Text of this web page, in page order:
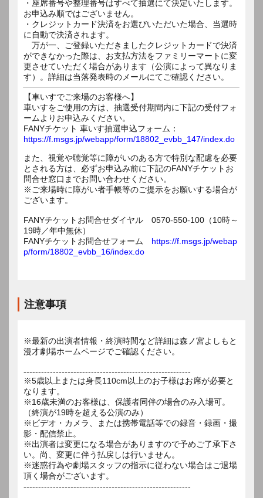
・座席番号や整理番号はすべて抽選にて決定いたします。
お申込み順ではございません。
・クレジットカード決済をお選びいただいた場合、当選時
に自動で決済されます。
万が一、ご登録いただきましたクレジットカードで決済
ができなかった際は、お支払方法をファミリーマートに変
更させていただく場合があります（公演によって異なりま
す）。詳細は当落発表時のメールにてご確認ください。
【車いすでご来場のお客様へ】
車いすをご使用の方は、抽選受付期間内に下記の受付フォ
ームよりお申込みください。
FANYチケット 車いす抽選申込フォーム：
https://f.msgs.jp/webapp/form/18802_evbb_147/index.do
また、視覚や聴覚等に障がいのある方で特別な配慮を必要
とされる方は、必ずお申込み前に下記のFANYチケットお
問合せ窓口までお問い合わせください。
※ご来場時に障がい者手帳等のご提示をお願いする場合が
ございます。
FANYチケットお問合せダイヤル 0570-550-100（10時～
19時／年中無休）
FANYチケットお問合せフォーム https://f.msgs.jp/webap
p/form/18802_evbb_16/index.do
注意事項
※最新の出演者情報・終演時間など詳細は森ノ宮よしもと
漫才劇場ホームページでご確認ください。
---------------------------------------------------------
※5歳以上または身長110cm以上のお子様はお席が必要と
なります。
※16歳未満のお客様は、保護者同伴の場合のみ入場可。
（終演が19時を超える公演のみ）
※ビデオ・カメラ、または携帯電話等での録音・録画・撮
影・配信禁止。
※出演者は変更になる場合がありますので予めご了承下さ
い。尚、変更に伴う払戻しは行いません。
※迷惑行為や劇場スタッフの指示に従わない場合はご退場
頂く場合がございます。
---------------------------------------------------------